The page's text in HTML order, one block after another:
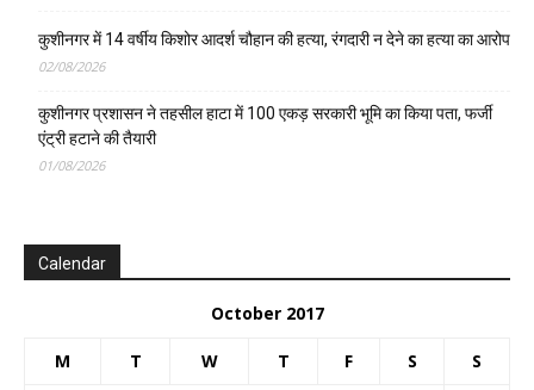
कुशीनगर में 14 वर्षीय किशोर आदर्श चौहान की हत्या, रंगदारी न देने का हत्या का आरोप
02/08/2026
कुशीनगर प्रशासन ने तहसील हाटा में 100 एकड़ सरकारी भूमि का किया पता, फर्जी
एंट्री हटाने की तैयारी
01/08/2026
Calendar
October 2017
M T W T F S S